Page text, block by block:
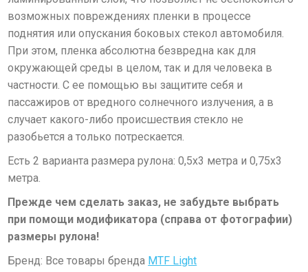
возможных повреждениях пленки в процессе
поднятия или опускания боковых стекол автомобиля.
При этом, пленка абсолютна безвредна как для
окружающей среды в целом, так и для человека в
частности. С ее помощью вы защитите себя и
пассажиров от вредного солнечного излучения, а в
случает какого-либо происшествия стекло не
разобьется а только потрескается.
Есть 2 варианта размера рулона: 0,5х3 метра и 0,75х3
метра.
Прежде чем сделать заказ, не забудьте выбрать
при помощи модификатора (справа от фотографии)
размеры рулона!
Бренд: Все товары бренда MTF Light